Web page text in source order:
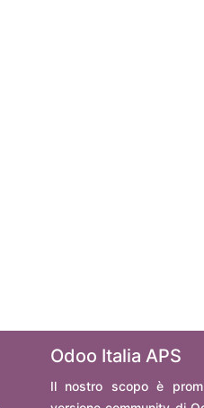
Odoo Italia APS
Il nostro scopo è